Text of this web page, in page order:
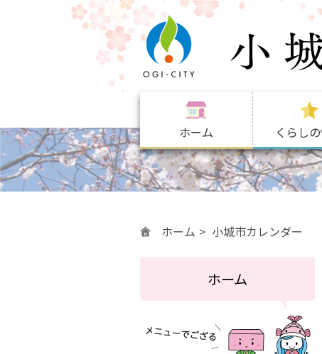
ホーム くらし
ホーム 小城市カレンダー
ホーム